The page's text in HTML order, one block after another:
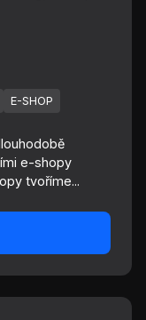
E-SHOP
e-shopy
tvoříme...